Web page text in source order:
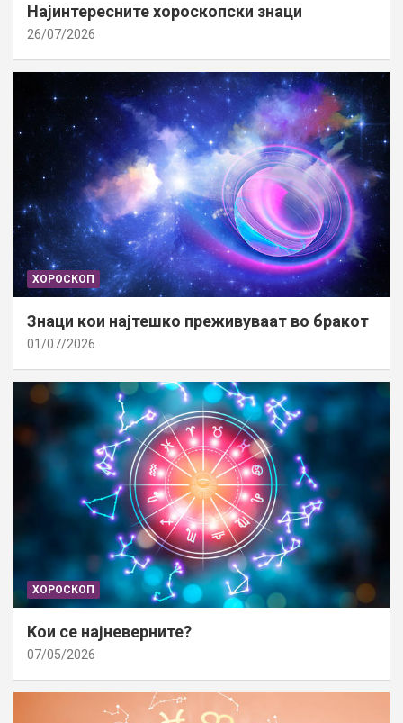
Најинтересните хороскопски знаци
26/07/2026
ХОРОСКОП
Знаци кои најтешко преживуваат во бракот
01/07/2026
ХОРОСКОП
Кои се најневерните?
07/05/2026